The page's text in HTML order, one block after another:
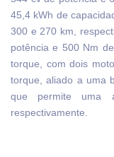
45,4 kWh de
300 e 270 km,
potência e 500 Nm
torque, com dois
torque, aliado a uma
que permite uma
respectivamente.